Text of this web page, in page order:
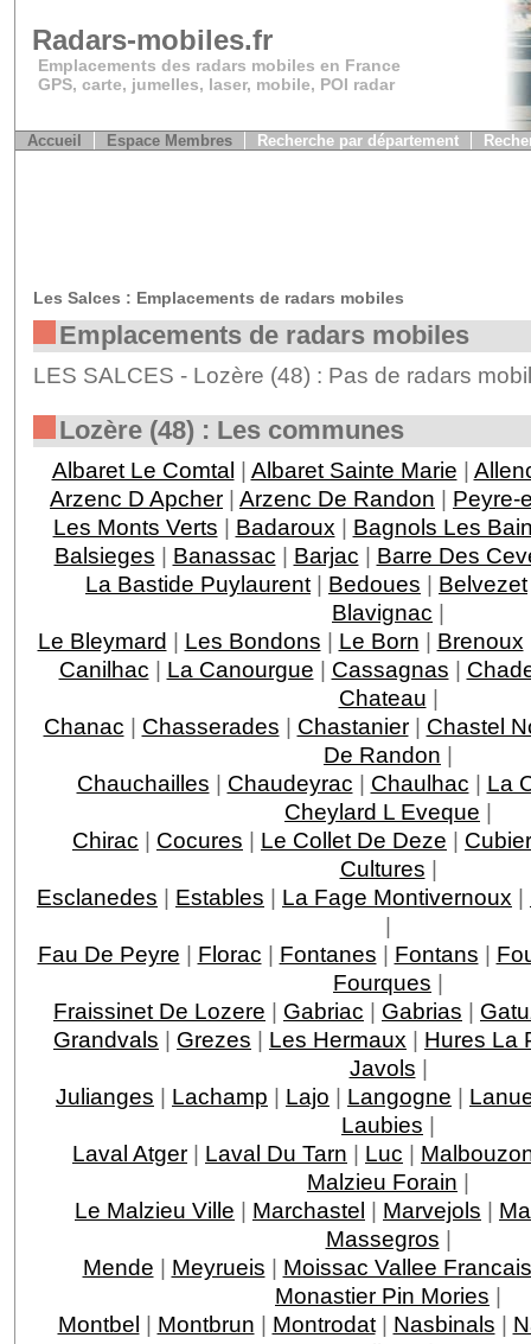
Radars-mobiles.fr
Emplacements des radars mobiles en France
GPS, carte, jumelles, laser, mobile, POI radar
Accueil Espace Membres Recherche par département
Les Salces : Emplacements de radars mobiles
Emplacements de radars mobiles
LES SALCES - Lozère (48) : Pas de radars
Lozère (48) : Les communes
Albaret Le Comtal | Albaret Sainte Marie |
Arzenc D Apcher | Arzenc De Randon | Peyre-
Les Monts Verts | Badaroux | Bagnols Les
Balsieges | Banassac | Barjac | Barre Des
La Bastide Puylaurent | Bedoues | Belvezet
Blavignac |
Le Bleymard | Les Bondons | Le Born | Brenoux
Canilhac | La Canourgue | Cassagnas |
Chateau |
Chanac | Chasserades | Chastanier| Chastel
De Randon |
Chauchailles | Chaudeyrac | Chaulhac | La
Cheylard L Eveque |
Chirac | Cocures | Le Collet De Deze |
Cultures |
Esclanedes | Estables | La Fage Montivernoux |
|
Fau De Peyre | Florac | Fontanes | Fontans |
Fourques |
Fraissinet De Lozere | Gabriac | Gabrias |
Grandvals | Grezes | Les Hermaux | Hures La
Javols |
Julianges | Lachamp | Lajo | Langogne |
Laubies |
Laval Atger | Laval Du Tarn | Luc |
Malzieu Forain |
Le Malzieu Ville | Marchastel | Marvejols |
Massegros |
Mende | Meyrueis | Moissac Vallee
Monastier Pin Mories |
Montbel | Montbrun | Montrodat| Nasbinals |